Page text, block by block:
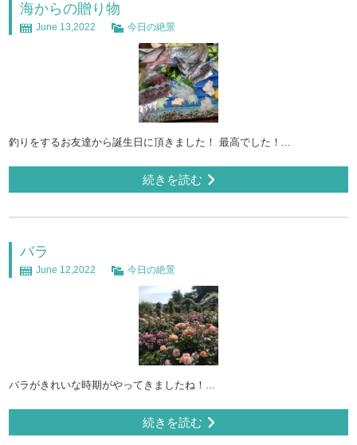
海からの贈り物
June 13,2022 今日の絶景
釣りをするお友達から誕生日に頂きました！ 最高でした！...
続きを読む
バラ
June 12,2022 今日の絶景
バラがきれいな時期がやってきましたね！...
続きを読む